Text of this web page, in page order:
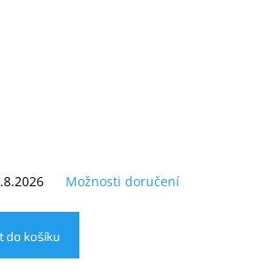
Možnosti doručení
do košíku